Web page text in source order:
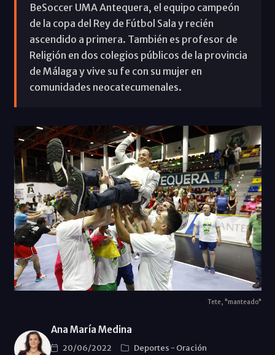
BeSoccer UMA Antequera, el equipo campeón
de la copa del Rey de Fútbol Sala y recién
ascendido a primera. También es profesor de
Religión en dos colegios públicos de la provincia
de Málaga y vive su fe con su mujer en
comunidades neocatecumenales.
Tete, "manteado"
Ana María Medina
20/06/2022 Deportes - Oración